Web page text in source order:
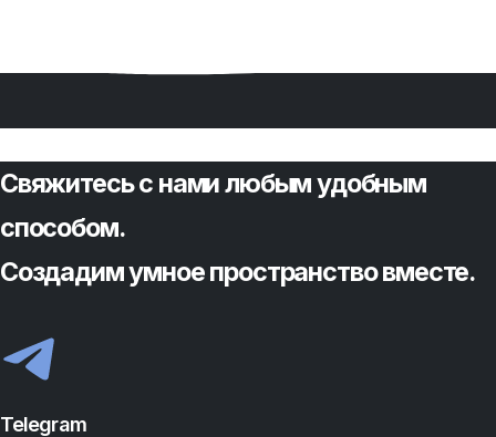
Свяжитесь с нами любым удобным
способом.
Создадим умное пространство вместе.
Telegram